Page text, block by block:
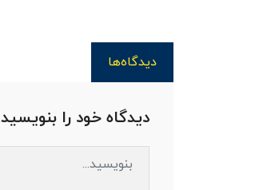
دیدگاه‌ها
دیدگاه خود را بنویسید